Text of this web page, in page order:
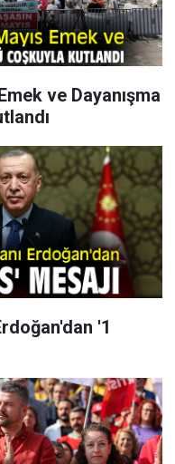
ve Dayanışma
'1